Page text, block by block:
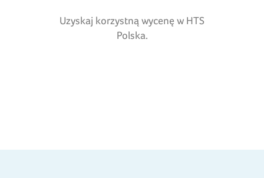
Uzyskaj korzystną wycenę w HTS
Polska.